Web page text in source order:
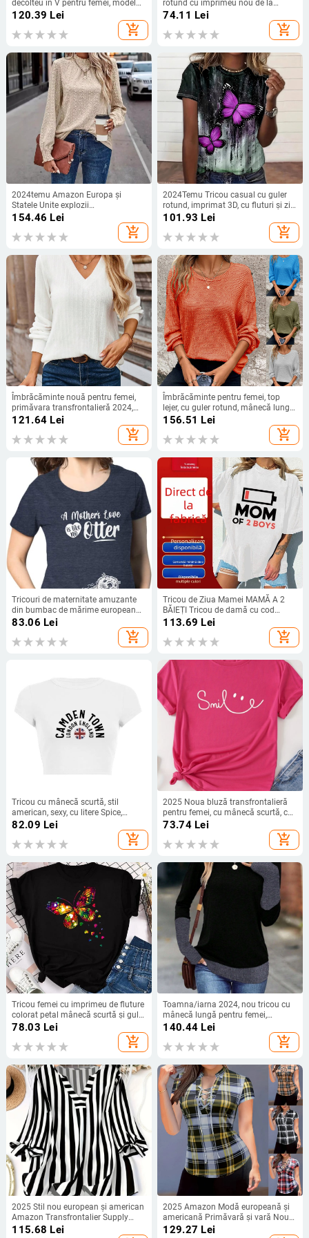
decolteu în V pentru femei, model
transfrontalier european și
american, Amazon 2025, toamnă și
iarnă nou
120.39 Lei
add_shopping_cart
rotund cu imprimeu nou de la
postul independent Wish Amazon
74.11 Lei
add_shopping_cart
2024temu Amazon Europa și
Statele Unite explozii
transfrontaliere noi tricou de
toamnă și iarnă pentru femei cu
textură goală la modă
154.46 Lei
add_shopping_cart
2024Temu Tricou casual cu guler
rotund, imprimat 3D, cu fluturi și zi
de independență, respirabil, pentru
femei, transfrontalier, european și
american
101.93 Lei
add_shopping_cart
Îmbrăcăminte nouă pentru femei,
primăvara transfrontalieră 2024,
Amazon, top cu mânecă lungă,
culoare solidă, cu decolteu în V,
stație independentă
121.64 Lei
add_shopping_cart
Îmbrăcăminte pentru femei, top
lejer, cu guler rotund, mânecă lungă,
culoare solidă, stil Amazon,
toamnă-iarnă, 2024, comerț exterior
transfrontalier, nouă, mărime plus,
156.51 Lei
add_shopping_cart
Tricouri de maternitate amuzante
din bumbac de mărime europeană
pentru femei însărcinate cu Sarc
83.06 Lei
add_shopping_cart
Tricou de Ziua Mamei MAMĂ A 2
BĂIEȚI Tricou de damă cu cod
european, post de radio
independent, tricou de damă cu
imprimeu pete și baterie
113.69 Lei
add_shopping_cart
Tricou cu mânecă scurtă, stil
american, sexy, cu litere Spice,
imprimat, cu guler rotund, buric,
82.09 Lei
add_shopping_cart
2025 Noua bluză transfrontalieră
pentru femei, cu mânecă scurtă, cu
imprimeu de creveți AliExpress
73.74Lei
add_shopping_cart
Tricou femei cu imprimeu de fluture
colorat petal mânecă scurtă și guler
rotund drăguț grafic tricou femei
78.03 Lei
add_shopping_cart
Toamna/iarna 2024, nou tricou cu
mânecă lungă pentru femei,
TEMUTiktok, Amazon Europa și
Statele Unite, transfrontalier, fals,
două
140.44 Lei
add_shopping_cart
2025 Stil nou european și american
Amazon Transfrontalier Supply
Ebay Cel mai bine vândut tricou
115.68 Lei
2025 Amazon Modă europeană și
americană Primăvară și vară Nou
Plaid Imprimat Guler Piept Curea
129.27 Lei